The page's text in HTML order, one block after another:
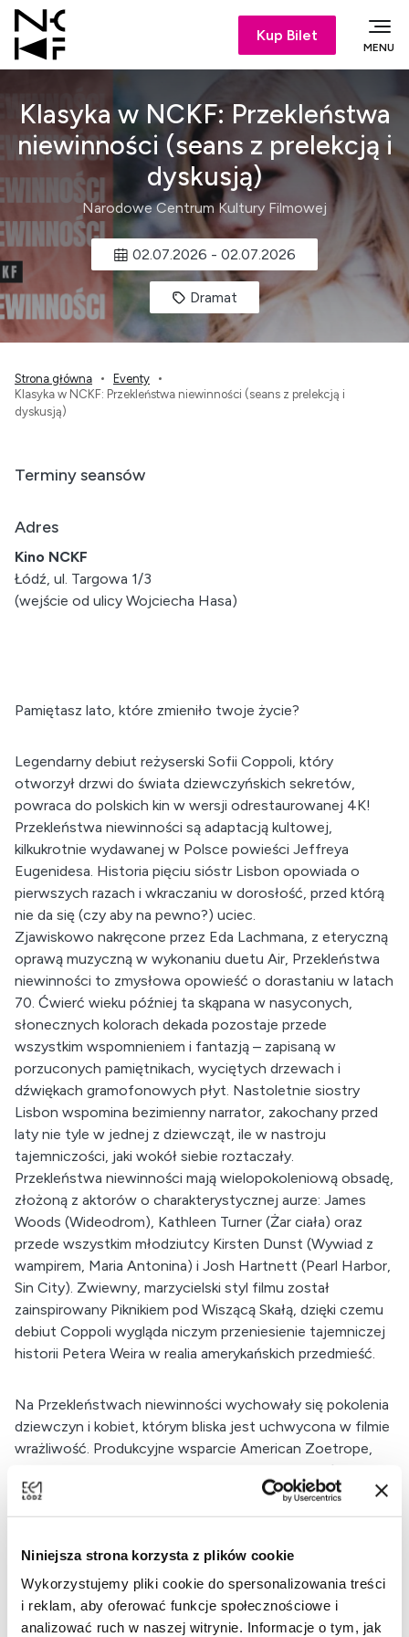
Niniejsza strona korzysta z plików cookie
Wykorzystujemy pliki cookie do spersonalizowania treści
i reklam, aby oferować funkcje społecznościowe i
analizować ruch w naszej witrynie. Informacje o tym, jak
Kup Bilet
MENU
Klasyka w NCKF: Przekleństwa
niewinności (seans z prelekcją i
dyskusją)
Narodowe Centrum Kultury Filmowej
02.07.2026 - 02.07.2026
Dramat
Strona główna
Eventy
Klasyka w NCKF: Przekleństwa niewinności (seans z prelekcją i
dyskusją)
Pamiętasz lato, które zmieniło twoje życie?
Legendarny debiut reżyserski Sofii Coppoli, który
otworzył drzwi do świata dziewczyńskich sekretów,
powraca do polskich kin w wersji odrestaurowanej 4K!
Przekleństwa niewinności są adaptacją kultowej,
kilkukrotnie wydawanej w Polsce powieści Jeffreya
Eugenidesa. Historia pięciu sióstr Lisbon opowiada o
pierwszych razach i wkraczaniu w dorosłość, przed którą
nie da się (czy aby na pewno?) uciec.
Zjawiskowo nakręcone przez Eda Lachmana, z eteryczną
oprawą muzyczną w wykonaniu duetu Air, Przekleństwa
niewinności to zmysłowa opowieść o dorastaniu w latach
70. Ćwierć wieku później ta skąpana w nasyconych,
słonecznych kolorach dekada pozostaje przede
wszystkim wspomnieniem i fantazją – zapisaną w
porzuconych pamiętnikach, wyciętych drzewach i
dźwiękach gramofonowych płyt. Nastoletnie siostry
Lisbon wspomina bezimienny narrator, zakochany przed
laty nie tyle w jednej z dziewcząt, ile w nastroju
tajemniczości, jaki wokół siebie roztaczały.
Przekleństwa niewinności mają wielopokoleniową obsadę,
złożoną z aktorów o charakterystycznej aurze: James
Woods (Wideodrom), Kathleen Turner (Żar ciała) oraz
przede wszystkim młodziutcy Kirsten Dunst (Wywiad z
wampirem, Maria Antonina) i Josh Hartnett (Pearl Harbor,
Sin City). Zwiewny, marzycielski styl filmu został
zainspirowany Piknikiem pod Wiszącą Skałą, dzięki czemu
debiut Coppoli wygląda niczym przeniesienie tajemniczej
historii Petera Weira w realia amerykańskich przedmieść.
Na Przekleństwach niewinności wychowały się pokolenia
dziewczyn i kobiet, którym bliska jest uchwycona w filmie
wrażliwość. Produkcyjne wsparcie American Zoetrope,
firmy Francisa Forda Coppoli, i swoboda wyobraźni Sofii
zaowocowały jednym z przełomowych debiutów
współczesnego kina – intymną, choć niepozbawioną
można się zanurzyć i rozsmakować.
Opinie o filmie:
Chwyta kruchość i piękno życia z unikalną i hipnotyzującą
Terminy seansów
Adres
Kino NCKF
Łódź, ul. Targowa 1/3
(wejście od ulicy Wojciecha Hasa)